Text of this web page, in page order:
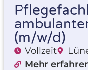
(m/w/d)
Vollzeit
Mehr